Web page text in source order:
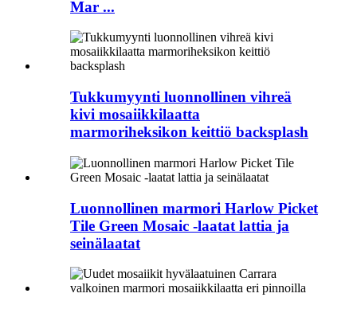
Mar ...
Tukkumyynti luonnollinen vihreä
kivi mosaiikkilaatta
marmoriheksikon keittiö backsplash
Luonnollinen marmori Harlow Picket
Tile Green Mosaic -laatat lattia ja
seinälaatat